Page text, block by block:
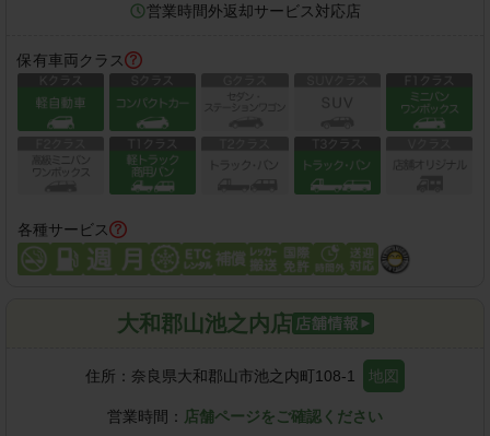
営業時間外返却サービス対応店
保有車両クラス
各種サービス
大和郡山池之内店
住所： 奈良県大和郡山市池之内町108-1 地図
営業時間： 店舗ページをご確認ください